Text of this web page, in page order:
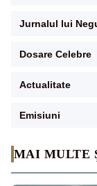
MAI MULTE
Jurnalul lui
Dosare Celebre
Actualitate
Emisiuni